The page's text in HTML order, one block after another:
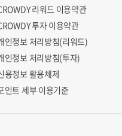
리워드 이용약관
투자 이용약관
인정보 처리방침(리워드)
인정보 처리방침(투자)
용정보 활용체제
인트 세부 이용기준